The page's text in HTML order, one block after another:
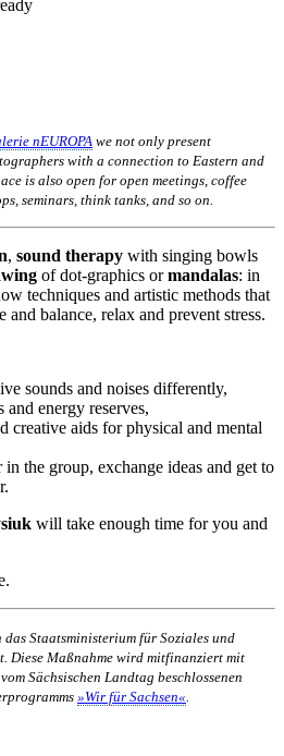
nEUROPA we not only present
with a connection to Eastern and
is also open for open meetings, coffee
seminars, think tanks, and so on.
, sound therapy with singing bowls
of dot-graphics ormandalas: in
techniques and artistic methods that
and balance, relax and prevent stress.
sounds and noises differently,
and energy reserves,
creative aids for physical and mental
the group, exchange ideas and get to
will take enough time for you and
Staatsministerium für Soziales und
Diese Maßnahme wird mitfinanziert mit
Sächsischen Landtag beschlossenen
»Wir für Sachsen«